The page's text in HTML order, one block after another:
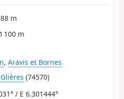
m
1 100 m
, Aravis et Bornes
(74570)
/ E 6.301444°